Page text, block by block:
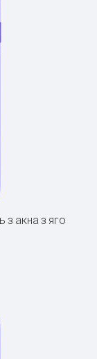
з акна з яго